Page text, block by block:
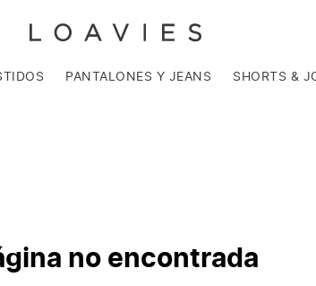
PANTALONES Y JEANS SHORTS &
no encontrada